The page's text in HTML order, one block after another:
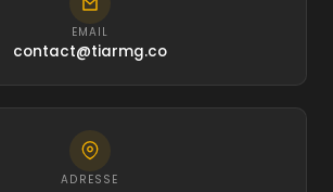
EMAIL
contact@tiarmg.co
ADRESSE